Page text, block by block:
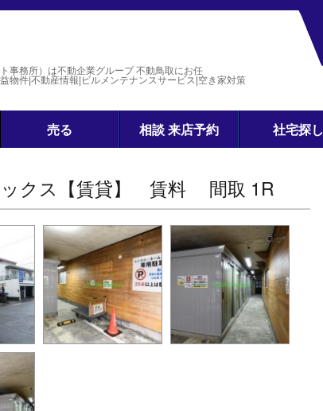
事務所）は不動企業グループ 不動鳥取にお任
|不動産情報|ビルメンテナンスサービス|空き家対策
売る 相談 来店予約 社宅探し
ックス【賃貸】 賃料 間取 1R